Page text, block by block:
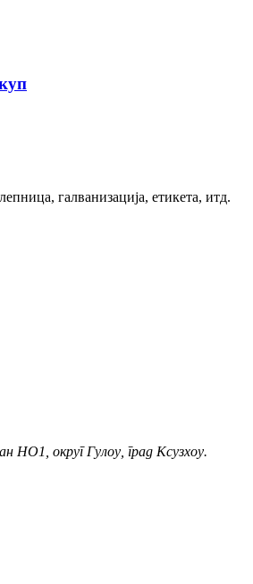
галванизација, етикета, итд.
НО1, округ Гулоу, град Ксузхоу.